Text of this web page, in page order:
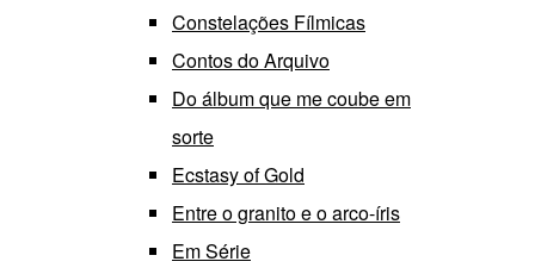
Constelações Fílmicas
Contos do Arquivo
Do álbum que me coube em
sorte
Ecstasy of Gold
Entre o granito e o arco-íris
Em Série